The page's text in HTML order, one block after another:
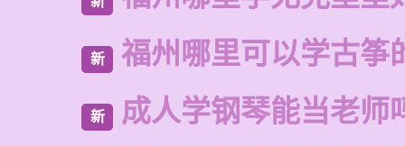
新 福州哪里可以学古筝
新 成人学钢琴能当老师